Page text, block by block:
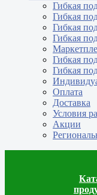
Гибкая
Гибкая
Гибкая
Гибкая
Гибкая
Гибкая
Оплата
Доставка
Условия
Акции